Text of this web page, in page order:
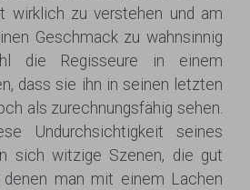
wirklich zu verstehen und am
Geschmack zu wahnsinnig
die Regisseure in einem
dass sie ihn in seinen letzten
als zurechnungsfähig sehen.
Undurchsichtigkeit seines
sich witzige Szenen, die gut
denen man mit einem Lachen